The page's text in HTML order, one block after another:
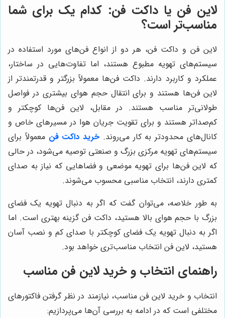
لاین فن یا داکت فن: کدام یک برای شما
مناسب‌تر است؟
لاین فن و داکت فن، هر دو از انواع فن‌های مورد استفاده در
سیستم‌های تهویه مطبوع هستند، اما تفاوت‌هایی در ساختار،
عملکرد و کاربرد دارند. داکت فن‌ها معمولاً بزرگتر و قدرتمندتر از
لاین فن‌ها هستند و برای انتقال حجم هوای بیشتری در فواصل
طولانی‌تر مناسب هستند. در مقابل، لاین فن‌ها کوچکتر و
کم‌صداتر هستند و برای تقویت جریان هوا در مسیرهای خاص و
کانال‌های محدودتر به کار می‌روند. خرید داکت فن معمولاً برای
سیستم‌های تهویه مرکزی بزرگ و صنعتی توصیه می‌شود، در حالی
که لاین فن‌ها برای تهویه موضعی و فضاهایی که نیاز به صدای
کمتری دارند، انتخاب مناسبی محسوب می‌شوند.
به طور خلاصه، می‌توان گفت که اگر به دنبال تهویه یک فضای
بزرگ با حجم هوای بالا هستید، داکت فن گزینه بهتری است. اما
اگر به دنبال تهویه یک فضای کوچکتر با صدای کم و نصب آسان
هستید، لاین فن انتخاب مناسب‌تری خواهد بود.
راهنمای انتخاب و خرید لاین فن مناسب
انتخاب و خرید لاین فن مناسب، نیازمند در نظر گرفتن فاکتورهای
مختلفی است که در ادامه به بررسی آن‌ها می‌پردازیم: